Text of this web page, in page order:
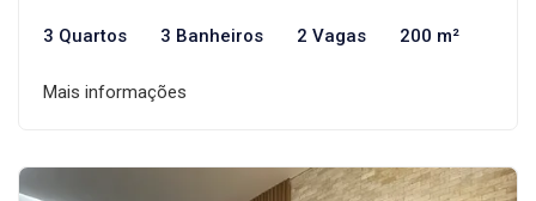
3 Quartos 3 Banheiros 2 Vagas 200 m²
Mais informações